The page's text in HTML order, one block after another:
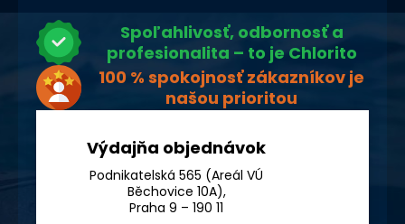
Spoľahlivosť, odbornosť a
profesionalita – to je Chlorito
100 % spokojnosť zákazníkov je
našou prioritou
Výdajňa objednávok
Podnikatelská 565 (Areál VÚ
Běchovice 10A),
Praha 9 – 190 11